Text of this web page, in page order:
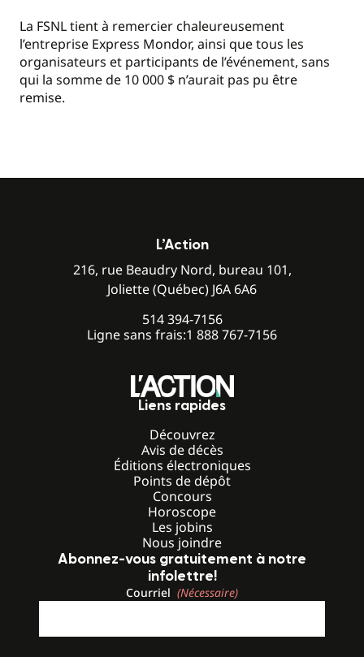
La FSNL tient à remercier chaleureusement
l’entreprise Express Mondor, ainsi que tous les
organisateurs et participants de l’événement, sans
qui la somme de 10 000 $ n’aurait pas pu être
remise.
L’Action
216, rue Beaudry Nord, bureau 101,
Joliette (Québec) J6A 6A6
514 394-7156
Ligne sans frais:1 888 767-7156
Liens rapides
Découvrez
Avis de décès
Éditions électroniques
Points de dépôt
Concours
Horoscope
Les jobins
Nous joindre
Abonnez-vous gratuitement à notre
infolettre!
Courriel (Nécessaire)